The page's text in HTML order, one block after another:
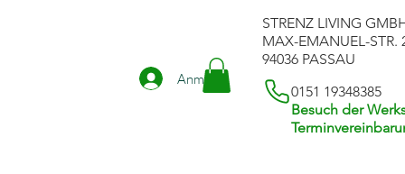
Anmelden
STRENZ LIVING
MAX-EMANUEL-STR.
94036 PASSAU
0151 19348385
Besuch der